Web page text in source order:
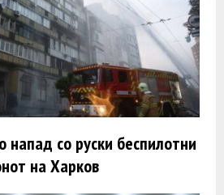
напад со руски беспилотни
на Харков